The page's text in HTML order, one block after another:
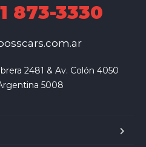
873-3330
2481 & Av. Colón 4050
5008